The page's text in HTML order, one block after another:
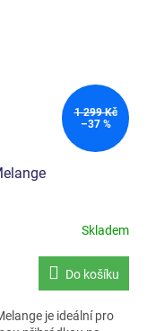
1 299 Kč
–37 %
Skladem
Do košíku
je ideální pro